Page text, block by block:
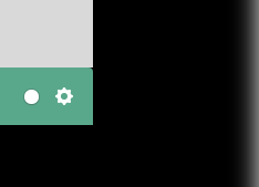
Settings